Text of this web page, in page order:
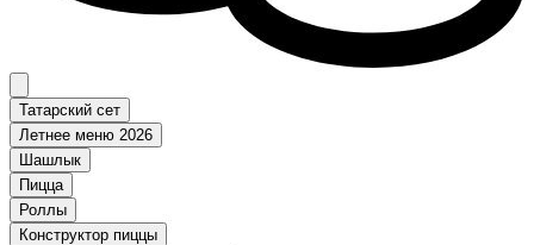
Татарский сет
Летнее меню 2026
Шашлык
Пицца
Роллы
Конструктор пиццы